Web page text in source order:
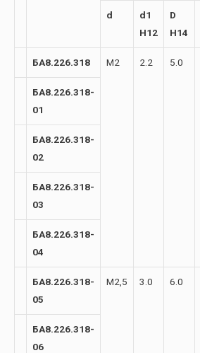
d
d1
H12
D
H14
БА8.226.318 М2 2.2 5.0
БА8.226.318-
01
БА8.226.318-
02
БА8.226.318-
03
БА8.226.318-
04
БА8.226.318-
05
М2,5 3.0 6.0
БА8.226.318-
06